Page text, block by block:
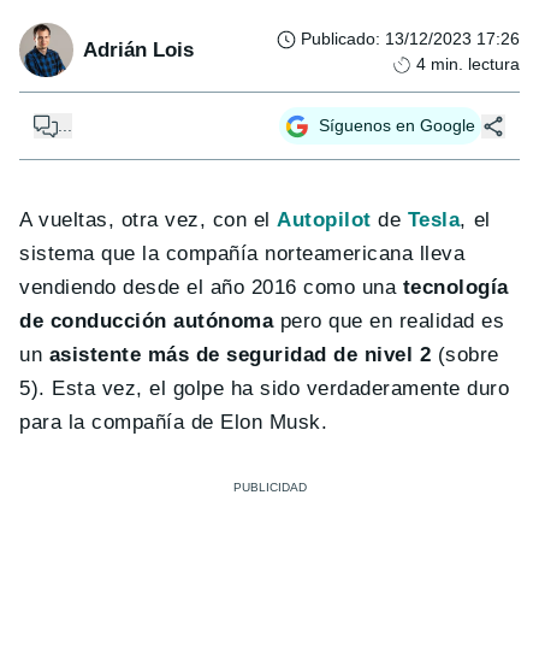
Adrián Lois Publicado: 13/12/2023 17:26
4 min. lectura
Síguenos en Google
A vueltas, otra vez, con elAutopilot de Tesla, el
sistema que la compañía norteamericana lleva
vendiendo desde el año 2016 como una tecnología
de conducción autónomapero que en realidad es
un asistente más de seguridad de nivel 2 (sobre
5). Esta vez, el golpe ha sido verdaderamente duro
para la compañía de Elon Musk.